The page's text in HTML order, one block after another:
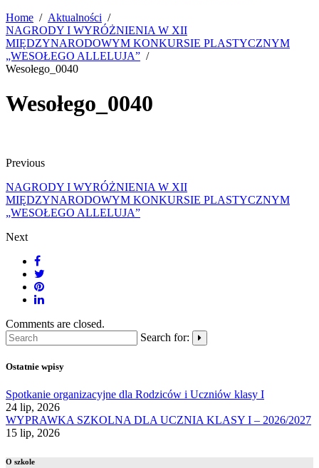
Home
Aktualności
NAGRODY I WYRÓŻNIENIA W XII
MIĘDZYNARODOWYM KONKURSIE PLASTYCZNYM
„WESOŁEGO ALLELUJA”
Wesołego_0040
Wesołego_0040
Previous
NAGRODY I WYRÓŻNIENIA W XII
MIĘDZYNARODOWYM KONKURSIE PLASTYCZNYM
„WESOŁEGO ALLELUJA”
Next
Comments are closed.
Search for:
Ostatnie wpisy
Spotkanie organizacyjne dla Rodziców i Uczniów klasy I
24 lip, 2026
WYPRAWKA SZKOLNA DLA UCZNIA KLASY I – 2026/2027
15 lip, 2026
O szkole